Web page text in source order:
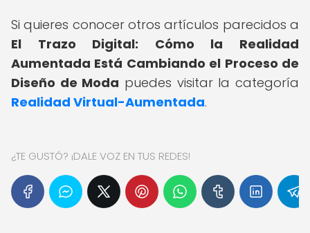
Si quieres conocer otros artículos parecidos a
El Trazo Digital: Cómo la Realidad
Aumentada Está Cambiando el Proceso de
Diseño de Moda puedes visitar la categoría
Realidad Virtual-Aumentada.
¿TE GUSTÓ? ¡DALE VOZ EN TUS REDES!